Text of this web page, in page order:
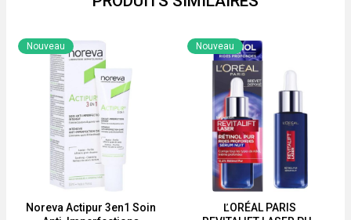
Noreva Actipur 3en1 Soin
Nouveau
ĽORÉAL PARIS
Nouveau